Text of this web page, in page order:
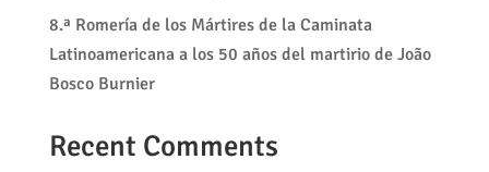
8.ª Romería de los Mártires de la Caminata
Latinoamericana a los 50 años del martirio de João
Bosco Burnier
Recent Comments